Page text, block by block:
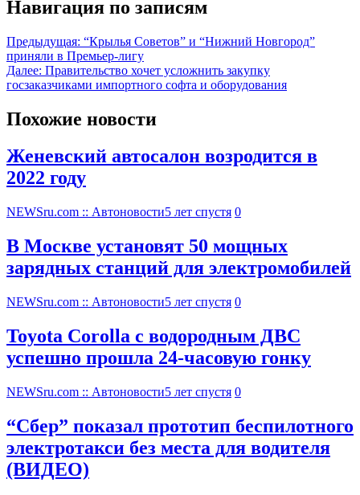
Навигация по записям
Предыдущая: “Крылья Советов” и “Нижний Новгород”
приняли в Премьер-лигу
Далее: Правительство хочет усложнить закупку
госзаказчиками импортного софта и оборудования
Похожие новости
Женевский автосалон возродится в
2022 году
NEWSru.com :: Автоновости5 лет спустя 0
В Москве установят 50 мощных
зарядных станций для электромобилей
NEWSru.com :: Автоновости5 лет спустя 0
Toyota Corolla с водородным ДВС
успешно прошла 24-часовую гонку
NEWSru.com :: Автоновости5 лет спустя 0
“Сбер” показал прототип беспилотного
электротакси без места для водителя
(ВИДЕО)